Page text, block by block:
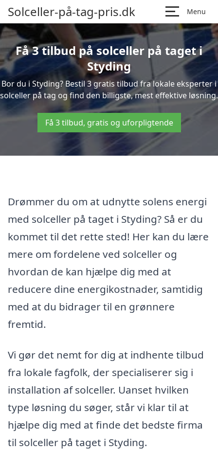
Solceller-på-tag-pris.dk Menu
Få 3 tilbud på solceller på taget i
Styding
Bor du i Styding? Bestil 3 gratis tilbud fra lokale eksperter i
solceller på tag og find den billigste, mest effektive løsning.
Få 3 tilbud, gratis og uforpligtende
Drømmer du om at udnytte solens energi
med solceller på taget i Styding? Så er du
kommet til det rette sted! Her kan du lære
mere om fordelene ved solceller og
hvordan de kan hjælpe dig med at
reducere dine energikostnader, samtidig
med at du bidrager til en grønnere
fremtid.
Vi gør det nemt for dig at indhente tilbud
fra lokale fagfolk, der specialiserer sig i
installation af solceller. Uanset hvilken
type løsning du søger, står vi klar til at
hjælpe dig med at finde det bedste firma
til solceller på taget i Styding.